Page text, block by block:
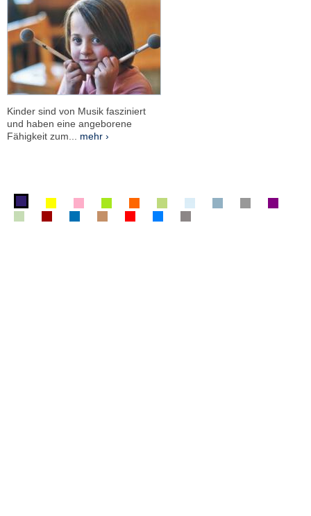
Kinder sind von Musik fasziniert
und haben eine angeborene
Fähigkeit zum... mehr ›